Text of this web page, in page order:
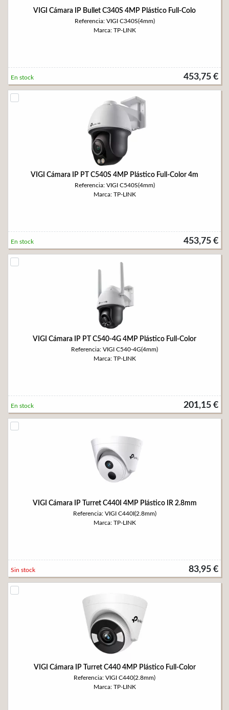
VIGI Cámara IP Bullet C340S 4MP Plástico Full-Colo
Referencia: VIGI C340S(4mm)
Marca: TP-LINK
453,75 €
En stock
VIGI Cámara IP PT C540S 4MP Plástico Full-Color 4m
Referencia: VIGI C540S(4mm)
Marca: TP-LINK
453,75 €
En stock
VIGI Cámara IP PT C540-4G 4MP Plástico Full-Color
Referencia: VIGI C540-4G(4mm)
Marca: TP-LINK
201,15 €
En stock
VIGI Cámara IP Turret C440I 4MP Plástico IR 2.8mm
Referencia: VIGI C440I(2.8mm)
Marca: TP-LINK
83,95 €
Sin stock
VIGI Cámara IP Turret C440 4MP Plástico Full-Color
Referencia: VIGI C440(2.8mm)
Marca: TP-LINK